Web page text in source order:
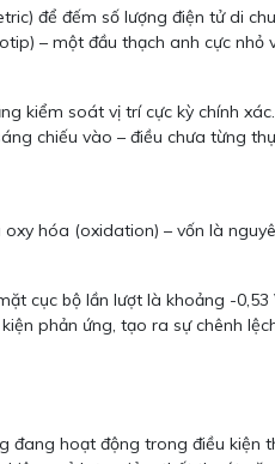
để đếm số lượng điện tử di
– một đầu thạch anh cực nhỏ
kiểm soát vị trí cực kỳ chính
chiếu vào – điều chưa từng
hóa (oxidation) – vốn là
cục bộ lần lượt là khoảng -
phản ứng, tạo ra sự chênh
hoạt động trong điều kiện